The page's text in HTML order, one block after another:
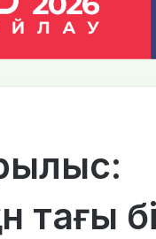
тағы